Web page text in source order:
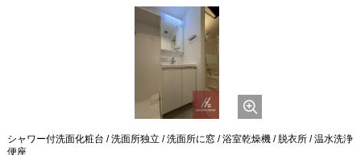
シャワー付洗面化粧台 / 洗面所独立 / 洗面所に窓 / 浴室乾燥機 / 脱衣所 / 温水洗浄
便座